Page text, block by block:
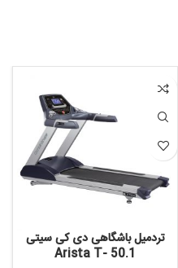
تردمیل باشگاهی دی کی سیتی
Arista T- 50.1